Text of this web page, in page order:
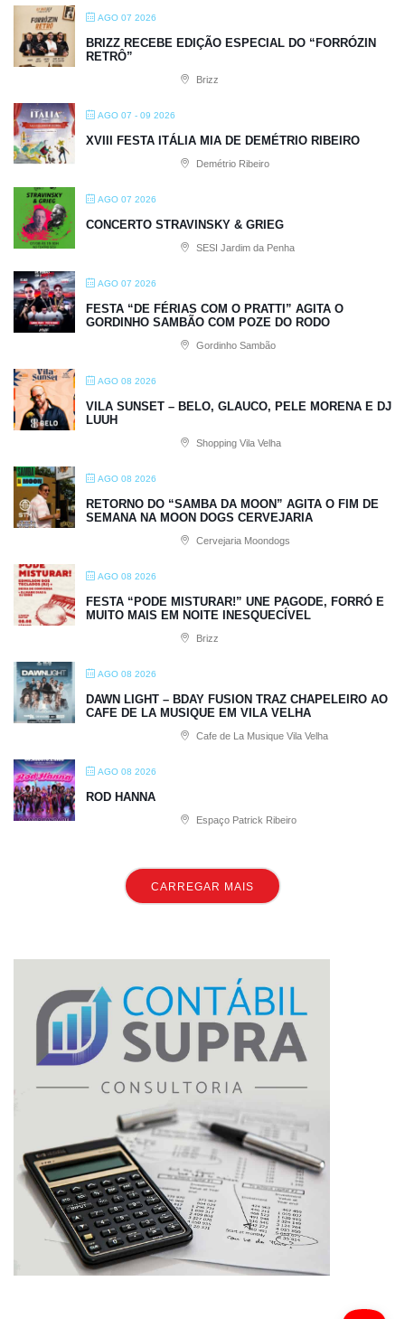
AGO 07 2026
BRIZZ RECEBE EDIÇÃO ESPECIAL DO “FORRÓZIN
RETRÔ”
Brizz
AGO 07 - 09 2026
XVIII FESTA ITÁLIA MIA DE DEMÉTRIO RIBEIRO
Demétrio Ribeiro
AGO 07 2026
CONCERTO STRAVINSKY & GRIEG
SESI Jardim da Penha
AGO 07 2026
FESTA “DE FÉRIAS COM O PRATTI” AGITA O
GORDINHO SAMBÃO COM POZE DO RODO
Gordinho Sambão
AGO 08 2026
VILA SUNSET – BELO, GLAUCO, PELE MORENA E DJ
LUUH
Shopping Vila Velha
AGO 08 2026
RETORNO DO “SAMBA DA MOON” AGITA O FIM DE
SEMANA NA MOON DOGS CERVEJARIA
Cervejaria Moondogs
AGO 08 2026
FESTA “PODE MISTURAR!” UNE PAGODE, FORRÓ E
MUITO MAIS EM NOITE INESQUECÍVEL
Brizz
AGO 08 2026
DAWN LIGHT – BDAY FUSION TRAZ CHAPELEIRO AO
CAFE DE LA MUSIQUE EM VILA VELHA
Cafe de La Musique Vila Velha
AGO 08 2026
ROD HANNA
Espaço Patrick Ribeiro
CARREGAR MAIS